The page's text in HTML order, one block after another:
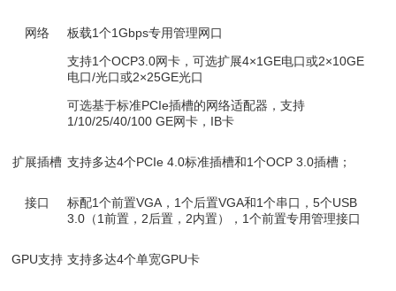
网络
板载1个1Gbps专用管理网口
支持1个OCP3.0网卡，可选扩展4×1GE电口或2×10GE
电口/光口或2×25GE光口
可选基于标准PCIe插槽的网络适配器，支持
1/10/25/40/100 GE网卡，IB卡
扩展插槽 支持多达4个PCIe 4.0标准插槽和1个OCP 3.0插槽；
接口
标配1个前置VGA，1个后置VGA和1个串口，5个USB
3.0（1前置，2后置，2内置），1个前置专用管理接口
GPU支持 支持多达4个单宽GPU卡